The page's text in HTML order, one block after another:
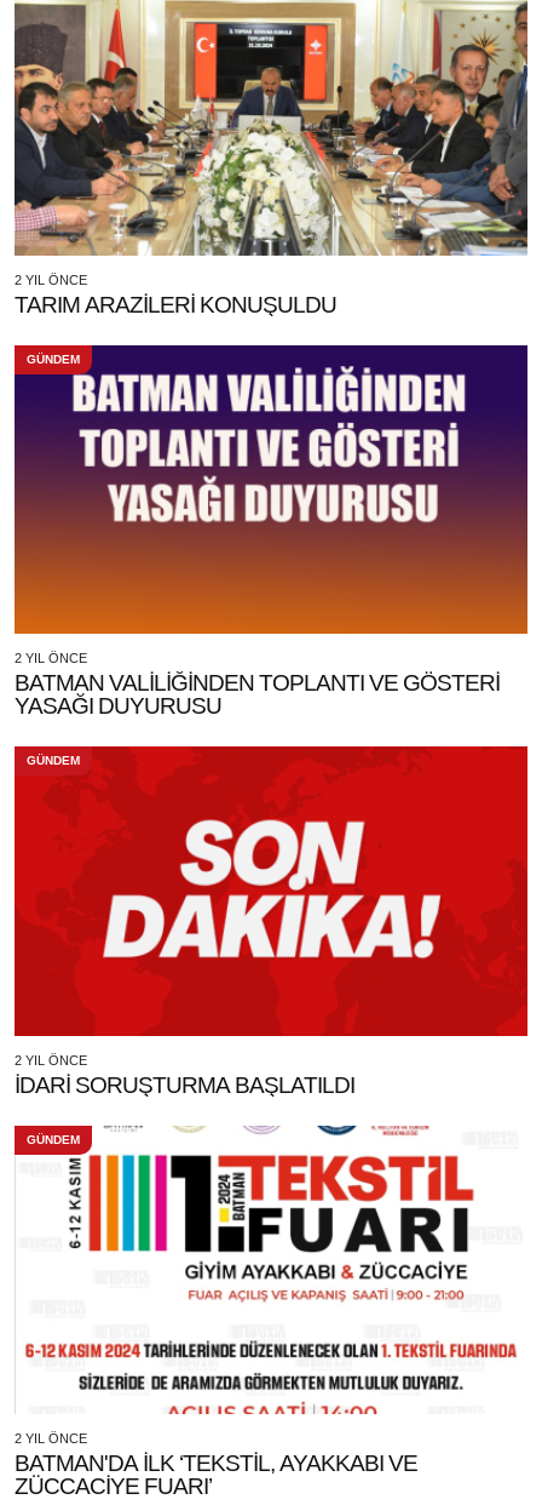
2 YIL ÖNCE
TARIM ARAZİLERİ KONUŞULDU
GÜNDEM
2 YIL ÖNCE
BATMAN VALİLİĞİNDEN TOPLANTI VE GÖSTERİ
YASAĞI DUYURUSU
GÜNDEM
2 YIL ÖNCE
İDARİ SORUŞTURMA BAŞLATILDI
GÜNDEM
2 YIL ÖNCE
BATMAN'DA İLK ‘TEKSTİL, AYAKKABI VE
ZÜCCACİYE FUARI’